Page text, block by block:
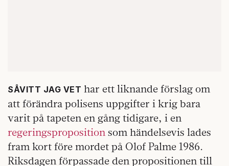
SÅVITT JAG VET har ett liknande förslag om
att förändra polisens uppgifter i krig bara
varit på tapeten en gång tidigare, i en
regeringspropositionsom händelsevis lades
fram kort före mordet på Olof Palme 1986.
Riksdagen förpassade den propositionen till